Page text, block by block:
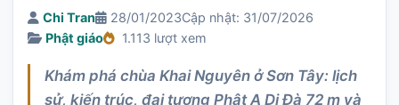
Chi Tran 28/01/2023Cập nhật: 31/07/2026
Phật giáo
1.113 lượt xem
Khám phá chùa Khai Nguyên ở Sơn Tây: lịch
sử, kiến trúc, đại tượng Phật A Di Đà 72 m và